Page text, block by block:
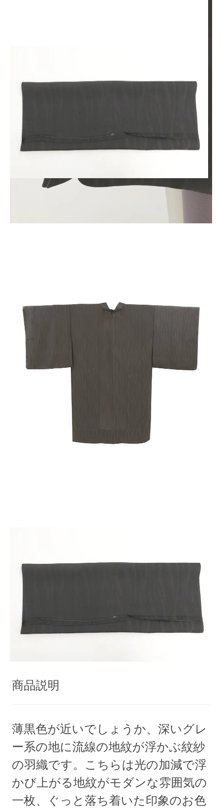
商品説明
薄黒色が近いでしょうか、深いグレ
ー系の地に流線の地紋が浮かぶ紋紗
の羽織です。こちらは光の加減で浮
かび上がる地紋がモダンな雰囲気の
一枚、ぐっと落ち着いた印象のお色